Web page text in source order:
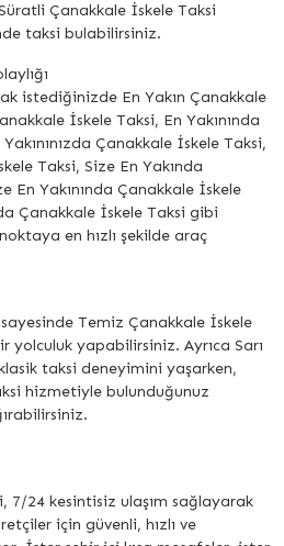
Çanakkale İskele Taksi
taksi bulabilirsiniz.
istediğinizde En Yakın Çanakkale
İskele Taksi, En Yakınında
Çanakkale İskele Taksi,
Taksi, Size En Yakında
En Yakınında Çanakkale İskele
Çanakkale İskele Taksi gibi
en hızlı şekilde araç
Temiz Çanakkale İskele
yapabilirsiniz. Ayrıca Sarı
taksi deneyimini yaşarken,
hizmetiyle bulunduğunuz
7/24 kesintisiz ulaşım sağlayarak
için güvenli, hızlı ve